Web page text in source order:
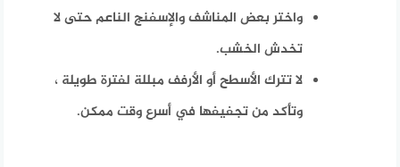
واختر بعض المناشف والإسفنج الناعم حتى لا
تخدش الخشب.
لا تترك الأسطح أو الأرفف مبللة لفترة طويلة ،
وتأكد من تجفيفها في أسرع وقت ممكن.